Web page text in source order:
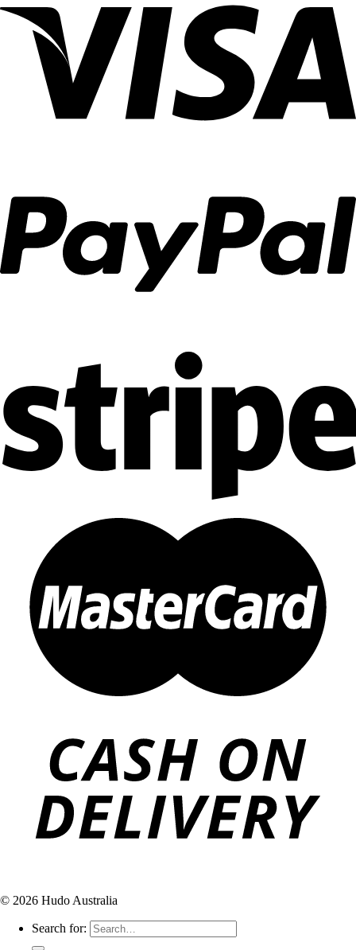
© 2026 Hudo Australia
Search for: